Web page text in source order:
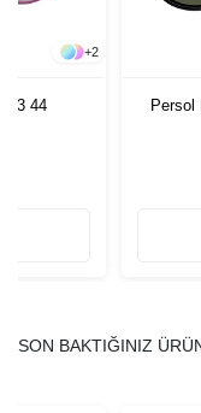
+2
44
Persol
SON BAKTIĞINIZ